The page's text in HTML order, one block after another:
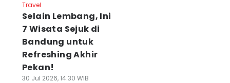
Travel
Selain Lembang, Ini
7 Wisata Sejuk di
Bandung untuk
Refreshing Akhir
Pekan!
30 Jul 2026, 14:30 WIB